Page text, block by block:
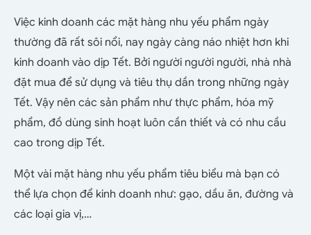
Việc kinh doanh các mặt hàng nhu yếu phẩm ngày
thường đã rất sôi nổi, nay ngày càng náo nhiệt hơn khi
kinh doanh vào dịp Tết. Bởi người người người, nhà nhà
đặt mua để sử dụng và tiêu thụ dần trong những ngày
Tết. Vậy nên các sản phẩm như thực phẩm, hóa mỹ
phẩm, đồ dùng sinh hoạt luôn cần thiết và có nhu cầu
cao trong dịp Tết.
Một vài mặt hàng nhu yếu phẩm tiêu biểu mà bạn có
thể lựa chọn để kinh doanh như: gạo, dầu ăn, đường và
các loại gia vị,…